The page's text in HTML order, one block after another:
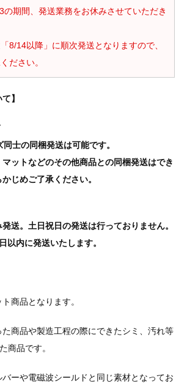
の期間、発送業務をお休みさせていただき
8/14以降」に順次発送となりますので、
ださい。
】
士の同梱発送は可能です。
ットなどのその他商品との同梱発送はでき
じめご了承ください。
発送。土日祝日の発送は行っておりません。
以内に発送いたします。
商品となります。
商品や製造工程の際にできたシミ、汚れ等
商品です。
ーや電磁波シールドと同じ素材となってお